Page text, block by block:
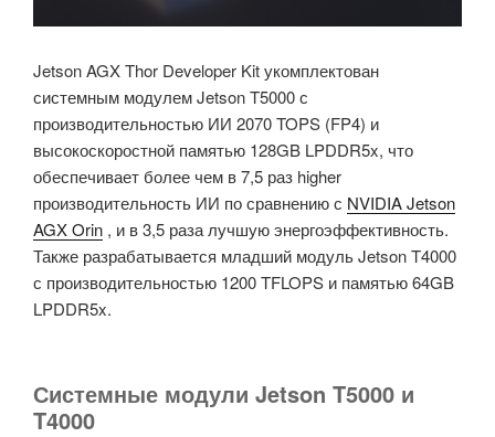
Jetson AGX Thor Developer Kit укомплектован
системным модулем Jetson T5000 с
производительностью ИИ 2070 TOPS (FP4) и
высокоскоростной памятью 128GB LPDDR5x, что
обеспечивает более чем в 7,5 раз higher
производительность ИИ по сравнению с NVIDIA Jetson
AGX Orin , и в 3,5 раза лучшую энергоэффективность.
Также разрабатывается младший модуль Jetson T4000
с производительностью 1200 TFLOPS и памятью 64GB
LPDDR5x.
Системные модули Jetson T5000 и
T4000